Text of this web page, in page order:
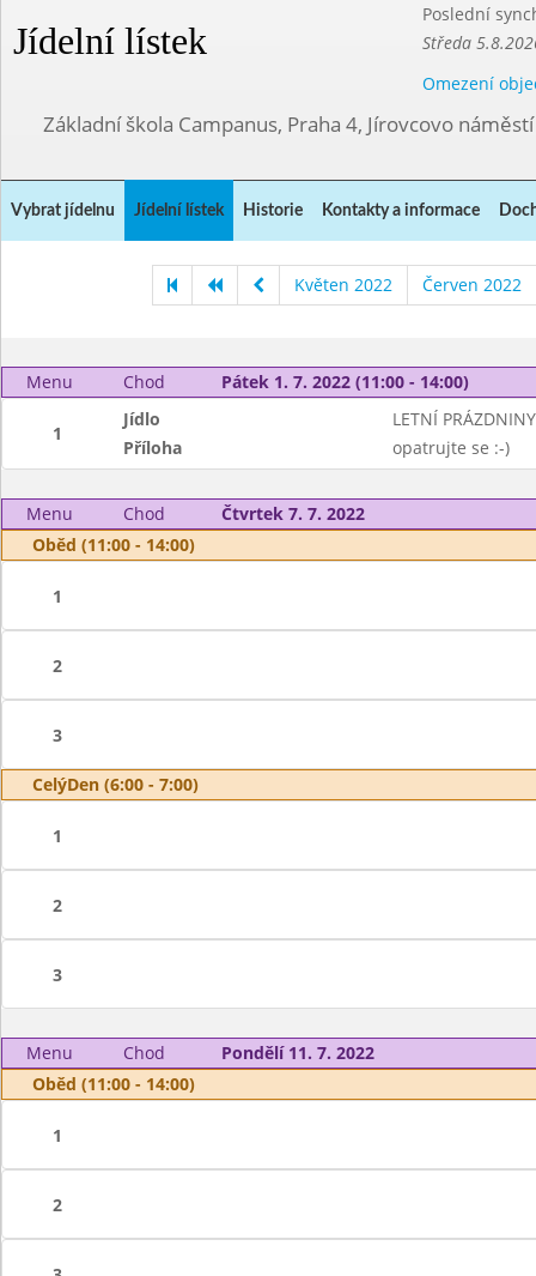
Jídelní lístek
Poslední
Středa
Omezení
Základní škola Campanus, Praha 4, Jírovcovo
Vybrat jídelnu Jídelní lístek Historie Kontakty a informace
Květen 2022 Červen 2022
Menu Chod Pátek 1. 7. 2022 (11:00 - 14:00)
1
Jídlo
LETNÍ PRÁZDNINY
Příloha
opatrujte se :-)
Menu Chod
Čtvrtek 7. 7. 2022
Oběd (11:00 - 14:00)
1
2
3
CelýDen (6:00 - 7:00)
1
2
3
Menu Chod
Pondělí 11. 7. 2022
Oběd (11:00 - 14:00)
1
2